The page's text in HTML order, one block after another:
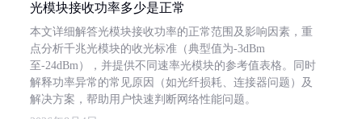
光模块接收功率多少是正常
本文详细解答光模块接收功率的正常范围及影响因素，重
点分析千兆光模块的收光标准（典型值为-3dBm
至-24dBm），并提供不同速率光模块的参考值表格。同时
解释功率异常的常见原因（如光纤损耗、连接器问题）及
解决方案，帮助用户快速判断网络性能问题。